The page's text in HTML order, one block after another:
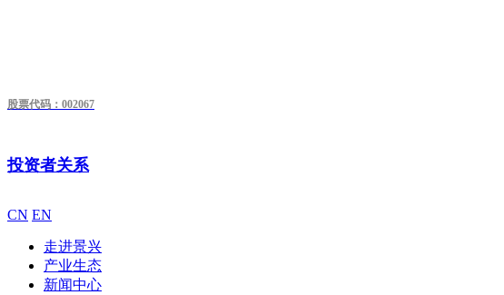
股票代码：002067
投资者关系
CN EN
走进景兴
产业生态
新闻中心